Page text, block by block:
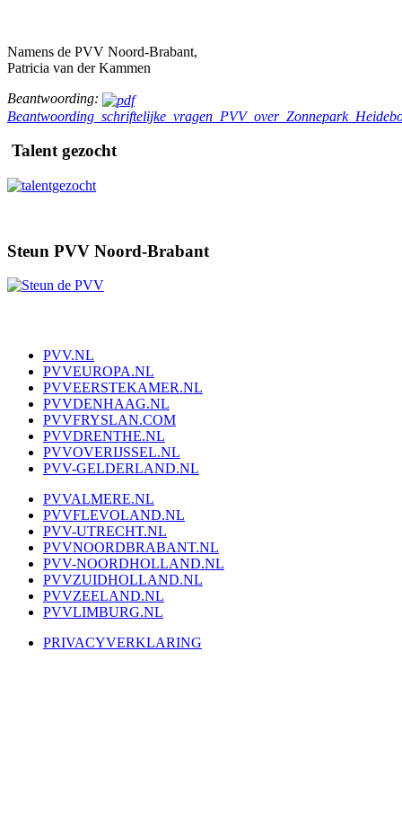
Namens de PVV Noord-Brabant,
Patricia van der Kammen
Beantwoording:
Talent gezocht
Steun PVV Noord-Brabant
PVV.NL
PVVEUROPA.NL
PVVEERSTEKAMER.NL
PVVDENHAAG.NL
PVVFRYSLAN.COM
PVVDRENTHE.NL
PVVOVERIJSSEL.NL
PVV-GELDERLAND.NL
PVVALMERE.NL
PVVFLEVOLAND.NL
PVV-UTRECHT.NL
PVVNOORDBRABANT.NL
PVV-NOORDHOLLAND.NL
PVVZUIDHOLLAND.NL
PVVZEELAND.NL
PVVLIMBURG.NL
PRIVACYVERKLARING